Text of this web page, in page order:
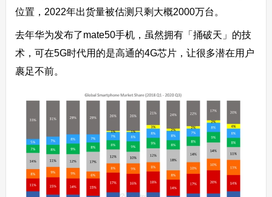
位置，2022年出货量被估测只剩大概2000万台。
去年华为发布了mate50手机，虽然拥有「捅破天」的技
术，可在5G时代用的是高通的4G芯片，让很多潜在用户
裹足不前。